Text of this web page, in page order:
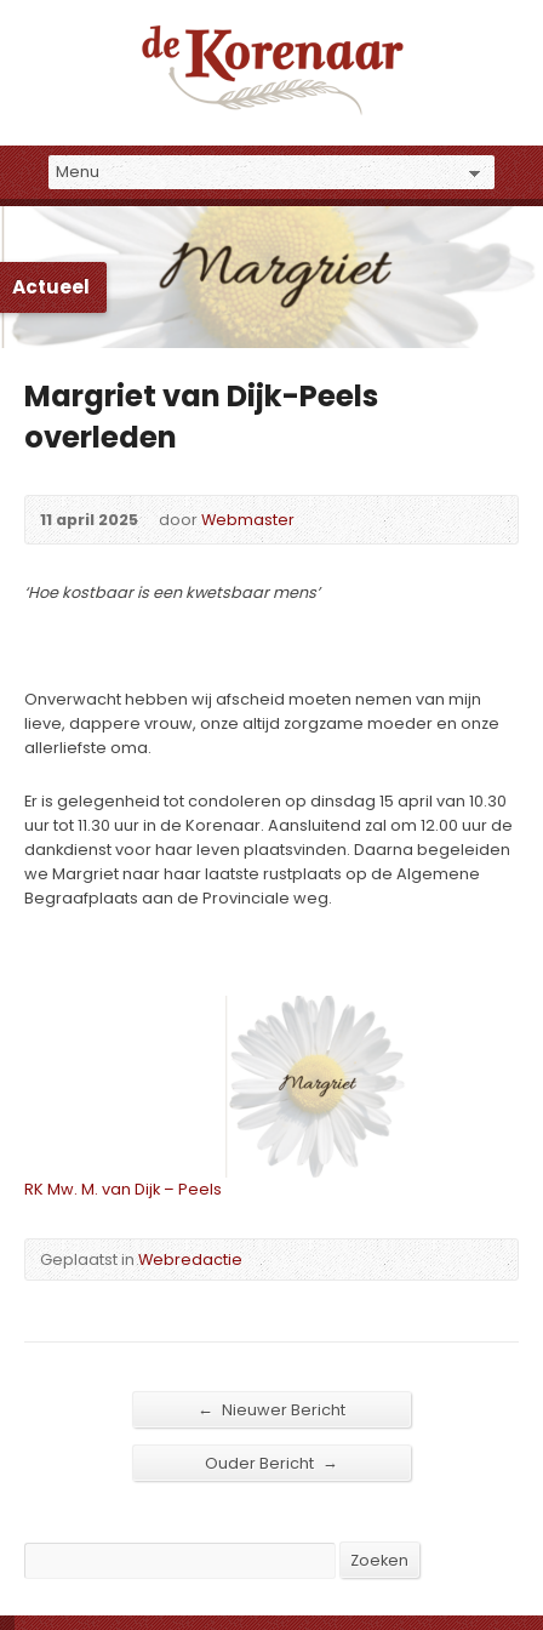
Actueel
Margriet van Dijk-Peels
overleden
11 april 2025 doorWebmaster
‘Hoe kostbaar is een kwetsbaar mens’
Onverwacht hebben wij afscheid moeten nemen van mijn
lieve, dappere vrouw, onze altijd zorgzame moeder en onze
allerliefste oma.
Er is gelegenheid tot condoleren op dinsdag 15 april van 10.30
uur tot 11.30 uur in de Korenaar. Aansluitend zal om 12.00 uur de
dankdienst voor haar leven plaatsvinden. Daarna begeleiden
we Margriet naar haar laatste rustplaats op de Algemene
Begraafplaats aan de Provinciale weg.
RK Mw. M. van Dijk – Peels
Geplaatst inWebredactie
← Nieuwer Bericht
Ouder Bericht →
Zoeken